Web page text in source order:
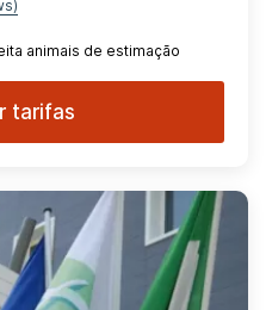
animais de estimação
tarifas